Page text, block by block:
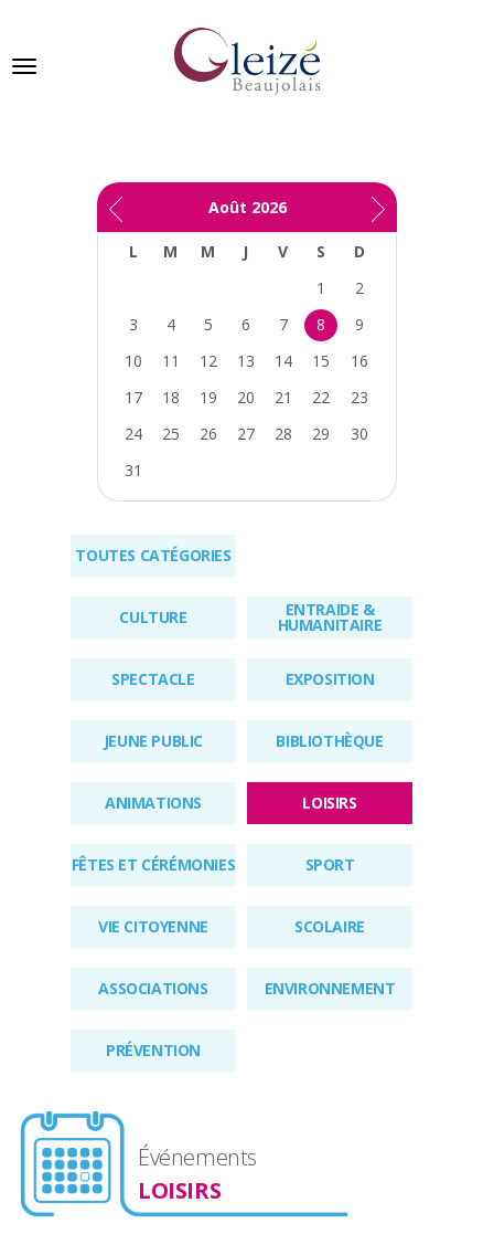
Ville de Gleizé en beaujolais
PUBLICATIONS
Août 2026
L M M J V S
D
1
2
3
4 5 6 7 8
9
10
11 12 13 14 15
16
17
18 19 20 21 22
23
24
25 26 27 28 29
30
31
TOUTES CATÉGORIES
CULTURE ENTRAIDE &
HUMANITAIRE
SPECTACLE EXPOSITION
JEUNE PUBLIC BIBLIOTHÈQUE
ANIMATIONS LOISIRS
FÊTES ET CÉRÉMONIES SPORT
VIE CITOYENNE SCOLAIRE
ASSOCIATIONS ENVIRONNEMENT
PRÉVENTION
Événements
LOISIRS